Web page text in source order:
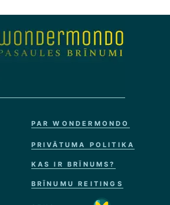
PAR WONDERMONDO
PRIVĀTUMA POLITIKA
KAS IR BRĪNUMS?
BRĪNUMU REITINGS